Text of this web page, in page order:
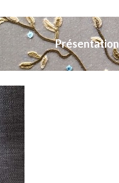
Présentation